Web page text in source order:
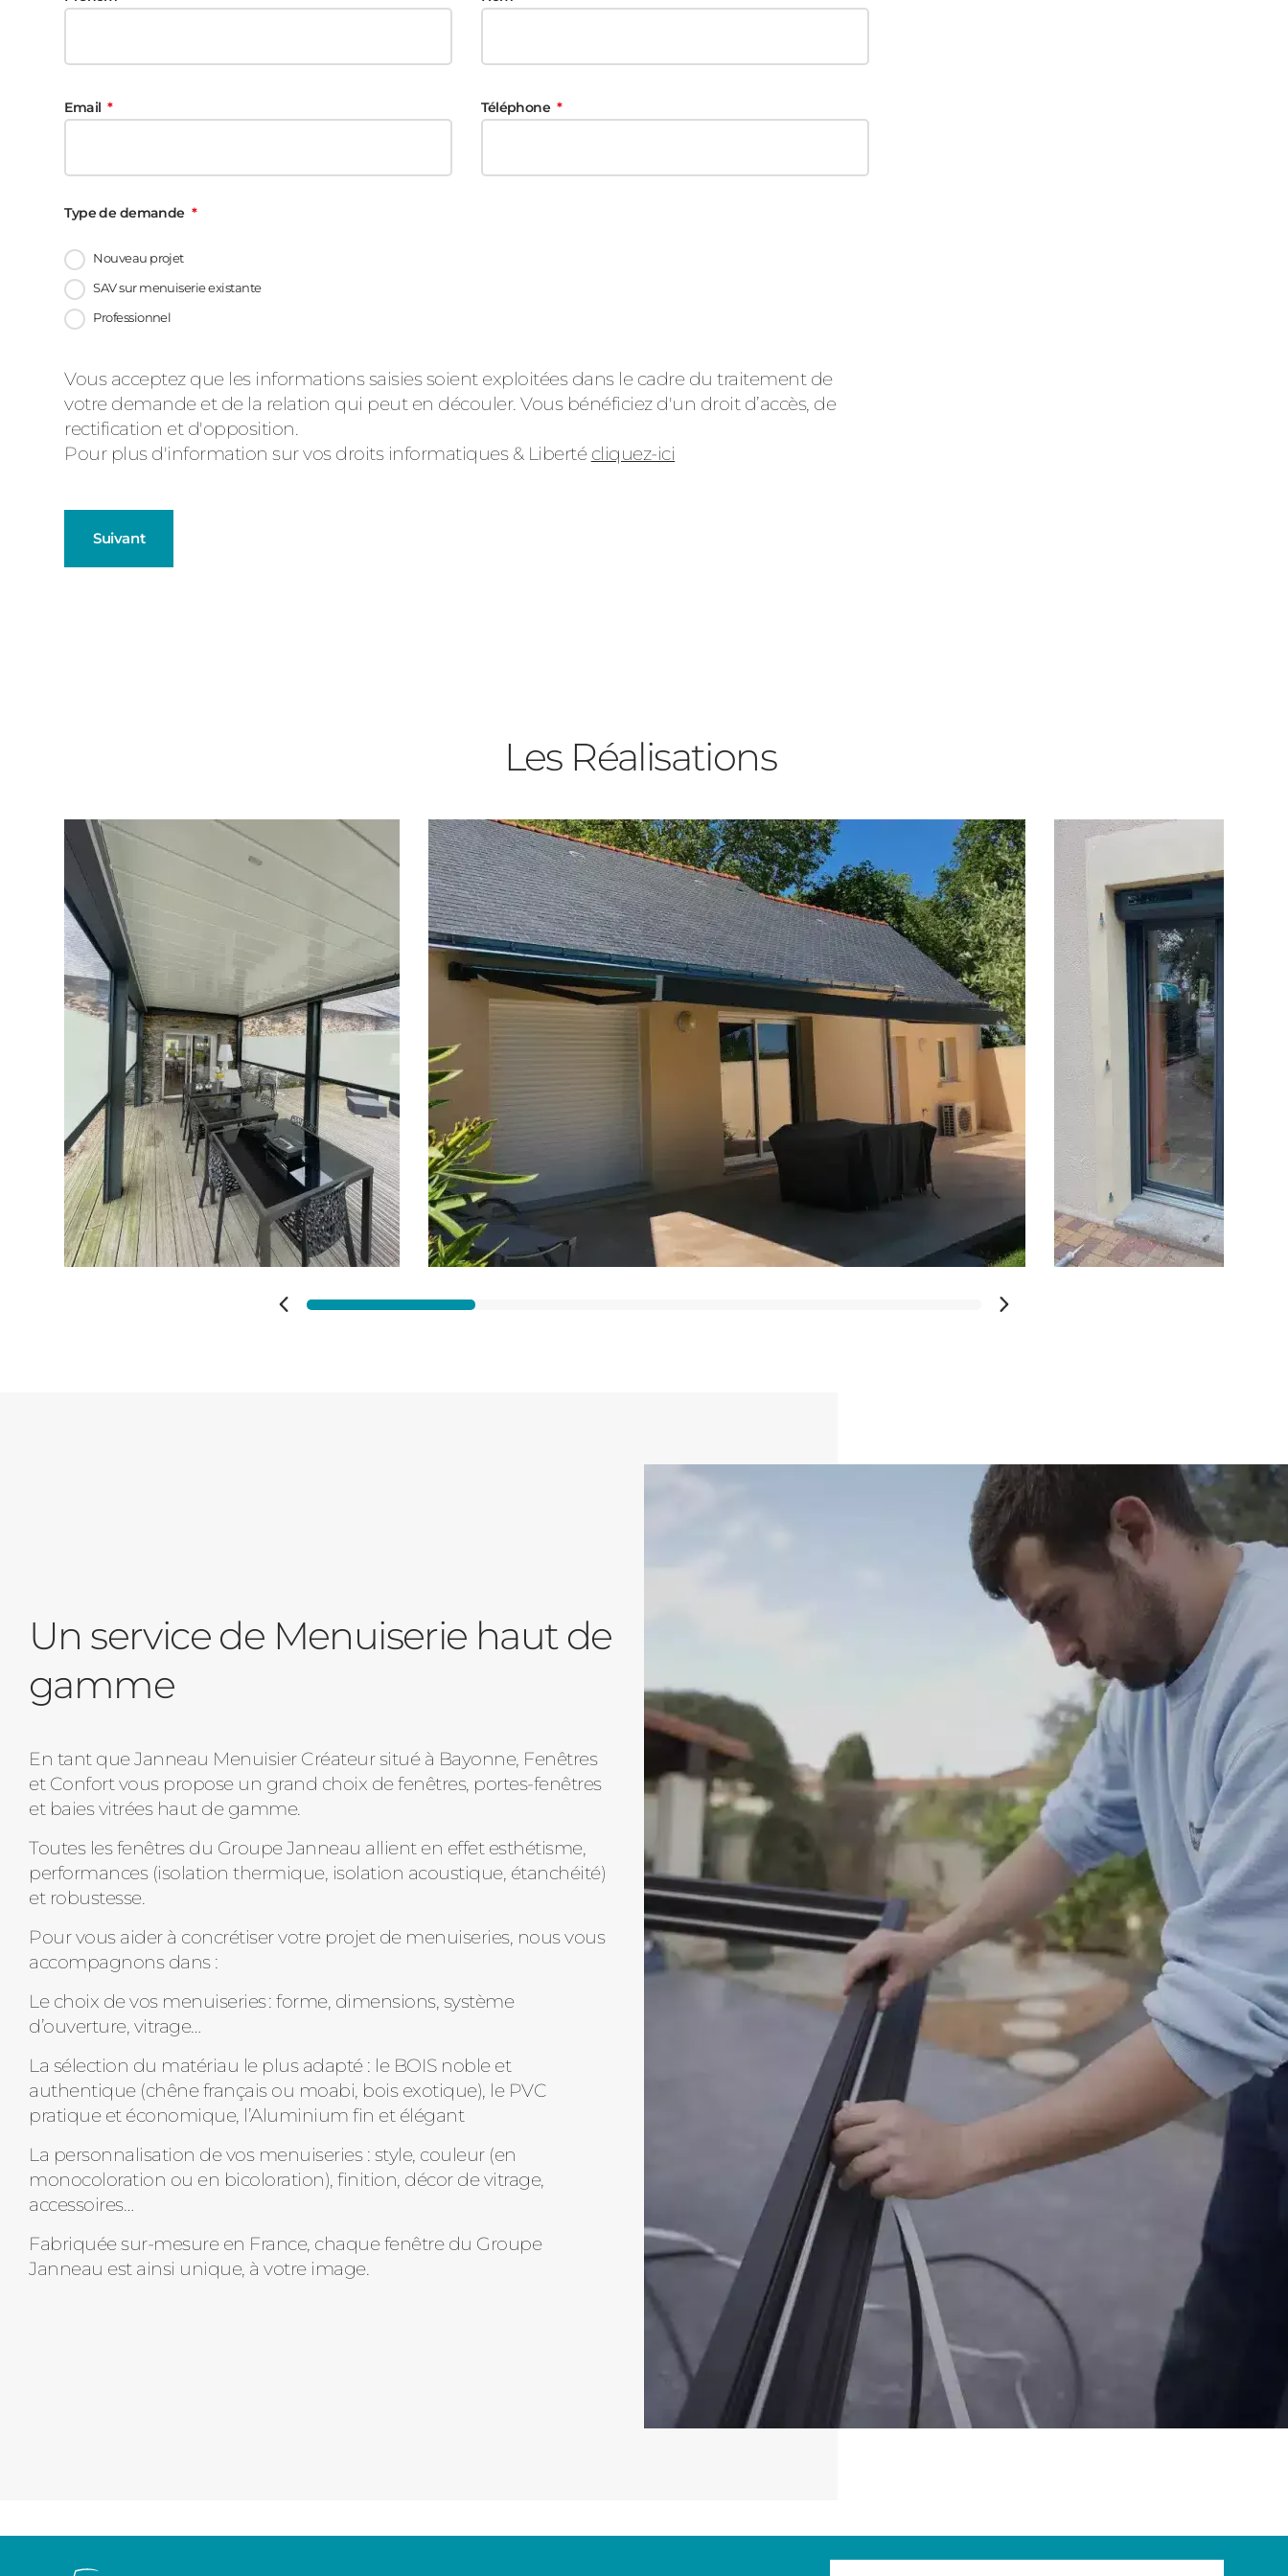
Email Téléphone
Type de demande
Nouveau projet
SAV sur menuiserie existante
Professionnel
Message
d'état
Vous acceptez que les informations saisies soient exploitées dans le cadre du traitement de
votre demande et de la relation qui peut en découler. Vous bénéficiez d'un droit d’accès, de
rectification et d'opposition.
Pour plus d'information sur vos droits informatiques & Liberté cliquez-ici
Suivant
Volets Roulants
Pergolas
Carports
Cloture
Portail
Pavillon
Appartement
Autre
Vos disponibilités
Adresse des travaux
Les Réalisations
Un service de Menuiserie haut de
gamme
En tant que Janneau Menuisier Créateur situé à Bayonne, Fenêtres
et Confort vous propose un grand choix de fenêtres, portes-fenêtres
et baies vitrées haut de gamme.
Toutes les fenêtres du Groupe Janneau allient en effet esthétisme,
performances (isolation thermique, isolation acoustique, étanchéité)
et robustesse.
Pour vous aider à concrétiser votre projet de menuiseries, nous vous
accompagnons dans :
Le choix de vos menuiseries : forme, dimensions, système
d’ouverture, vitrage…
La sélection du matériau le plus adapté : le BOIS noble et
authentique (chêne français ou moabi, bois exotique), le PVC
pratique et économique, l’Aluminium fin et élégant
La personnalisation de vos menuiseries : style, couleur (en
monocoloration ou en bicoloration), finition, décor de vitrage,
accessoires…
Fabriquée sur-mesure en France, chaque fenêtre du Groupe
Janneau est ainsi unique, à votre image.